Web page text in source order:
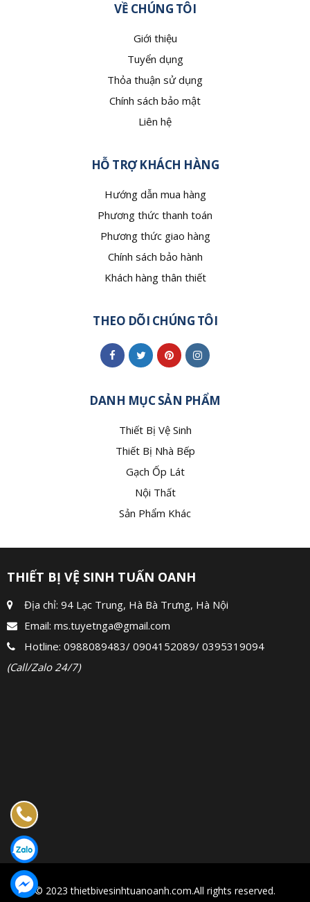
VỀ CHÚNG TÔI
Giới thiệu
Tuyển dụng
Thỏa thuận sử dụng
Chính sách bảo mật
Liên hệ
HỖ TRỢ KHÁCH HÀNG
Hướng dẫn mua hàng
Phương thức thanh toán
Phương thức giao hàng
Chính sách bảo hành
Khách hàng thân thiết
THEO DÕI CHÚNG TÔI
DANH MỤC SẢN PHẨM
Thiết Bị Vệ Sinh
Thiết Bị Nhà Bếp
Gạch Ốp Lát
Nội Thất
Sản Phẩm Khác
THIẾT BỊ VỆ SINH TUẤN OANH
Địa chỉ: 94 Lạc Trung, Hà Bà Trưng, Hà Nội
Email: ms.tuyetnga@gmail.com
Hotline: 0988089483/ 0904152089/ 0395319094
(Call/Zalo 24/7)
© 2023 thietbivesinhtuanoanh.com.All rights reserved.